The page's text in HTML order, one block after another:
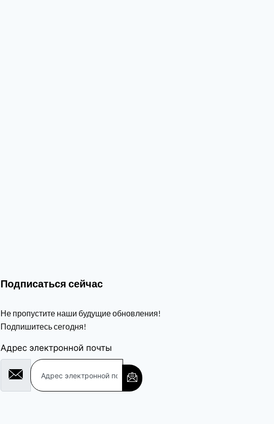
Подписаться сейчас
Не пропустите наши будущие обновления!
Подпишитесь сегодня!
Адрес электронной почты